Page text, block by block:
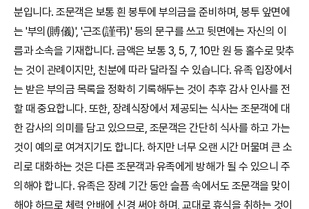
분입니다. 조문객은 보통 흰 봉투에 부의금을 준비하며, 봉투 앞면에
는 '부의(賻儀)', '근조(謹弔)' 등의 문구를 쓰고 뒷면에는 자신의 이
름과 소속을 기재합니다. 금액은 보통 3, 5, 7, 10만 원 등 홀수로 맞추
는 것이 관례이지만, 친분에 따라 달라질 수 있습니다. 유족 입장에서
는 받은 부의금 목록을 정확히 기록해두는 것이 추후 감사 인사를 전
할 때 중요합니다. 또한, 장례식장에서 제공되는 식사는 조문객에 대
한 감사의 의미를 담고 있으므로, 조문객은 간단히 식사를 하고 가는
것이 예의로 여겨지기도 합니다. 하지만 너무 오랜 시간 머물며 큰 소
리로 대화하는 것은 다른 조문객과 유족에게 방해가 될 수 있으니 주
의해야 합니다. 유족은 장례 기간 동안 슬픔 속에서도 조문객을 맞이
해야 하므로 체력 안배에 신경 써야 하며, 교대로 휴식을 취하는 것이